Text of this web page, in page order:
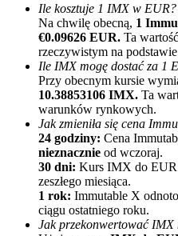
Polecaj
Zaproś przyjaciela, aby
Deposit CASHCAT & Win
Ile kosztuje 1 IMX w EUR?
Na chwilę obecną, 1
€0.09626 EUR. Ta
rzeczywistym na
Ile IMX mogę dostać za 1
Przy obecnym kursie
10.38853106 IMX. Ta
warunków rynkowych.
Jak zmieniła się cena
24 godziny: Cena
nieznacznie od wczoraj.
30 dni: Kurs IMX do EUR
zeszłego miesiąca.
1 rok: Immutable X
ciągu ostatniego roku.
Jak przekonwertować IMX